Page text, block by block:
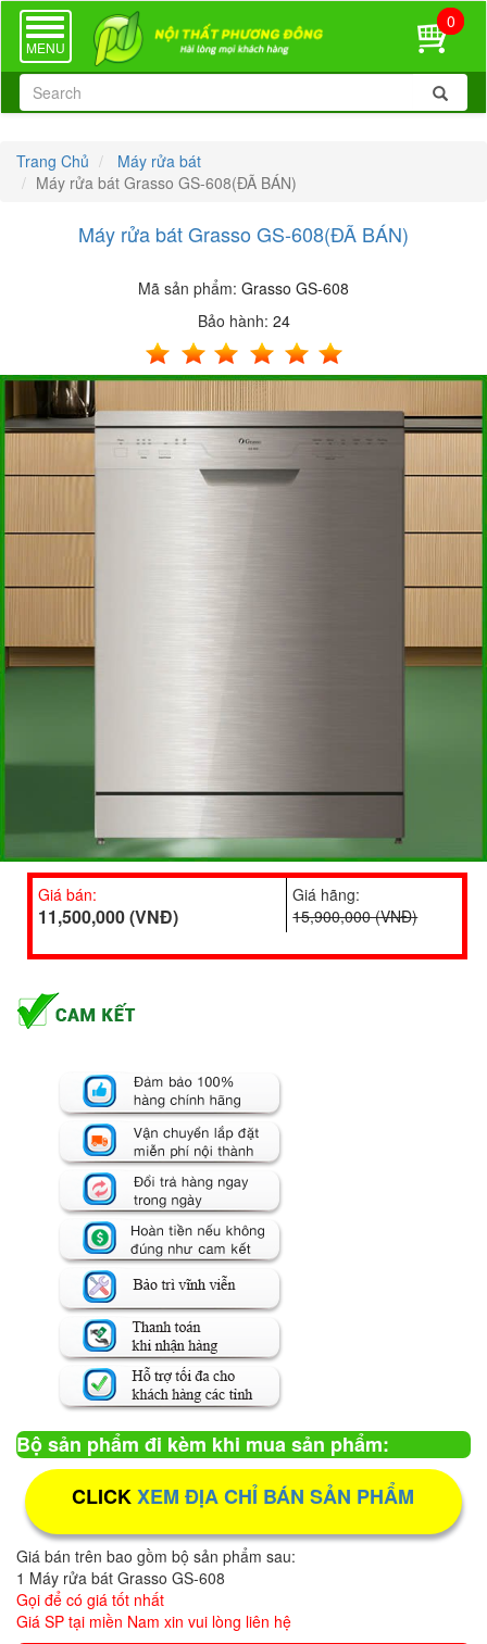
TOGGLE
NAVIGATION
MENU
0
Trang Chủ
Máy rửa bát
Máy rửa bát Grasso GS-608(ĐÃ BÁN)
Máy rửa bát Grasso GS-608(ĐÃ BÁN)
Mã sản phẩm: Grasso GS-608
Bảo hành: 24
Giá bán:
11,500,000 (VNĐ)
Giá hãng:
15,900,000 (VNĐ)
Bộ sản phẩm đi kèm khi mua sản phẩm:
CLICKXEM ĐỊA CHỈ BÁN SẢN PHẨM
Giá bán trên bao gồm bộ sản phẩm sau:
1 Máy rửa bát Grasso GS-608
Gọi để có giá tốt nhất
Giá SP tại miền Nam xin vui lòng liên hệ